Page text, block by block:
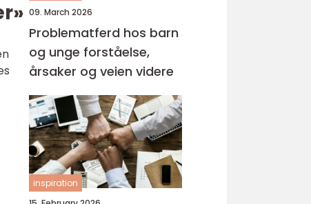
09. March 2026
Problematferd hos barn
og unge forståelse,
årsaker og veien videre
inspiration